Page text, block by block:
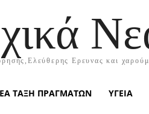
Ερευνας και
ΤΑΞΗ ΠΡΑΓΜΑΤΩΝ ΥΓΕΙΑ